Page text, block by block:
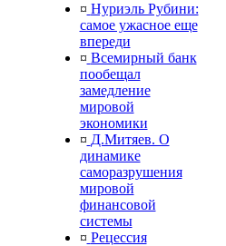
¤ Нуриэль Рубини:
самое ужасное еще
впереди
¤ Всемирный банк
пообещал
замедление
мировой
экономики
¤ Д.Митяев. О
динамике
саморазрушения
мировой
финансовой
системы
¤ Рецессия